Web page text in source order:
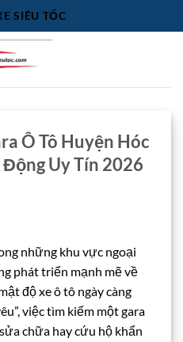
SIÊU TỐC
Ô Tô Huyện Hóc
Uy Tín 2026
những khu vực ngoại
phát triển mạnh mẽ về
độ xe ô tô ngày càng
việc tìm kiếm một gara
chữa hay cứu hộ khẩn